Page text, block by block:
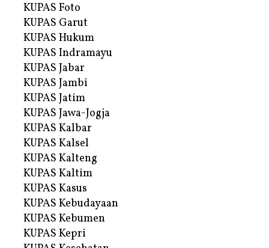
KUPAS Foto
KUPAS Garut
KUPAS Hukum
KUPAS Indramayu
KUPAS Jabar
KUPAS Jambi
KUPAS Jatim
KUPAS Jawa-Jogja
KUPAS Kalbar
KUPAS Kalsel
KUPAS Kalteng
KUPAS Kaltim
KUPAS Kasus
KUPAS Kebudayaan
KUPAS Kebumen
KUPAS Kepri